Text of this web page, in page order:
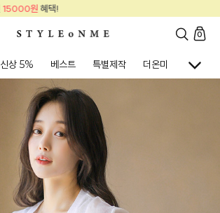
신규 회원가입 및 카톡 플친
0
신상 5% 베스트 특별제작 더온미 골프웨어